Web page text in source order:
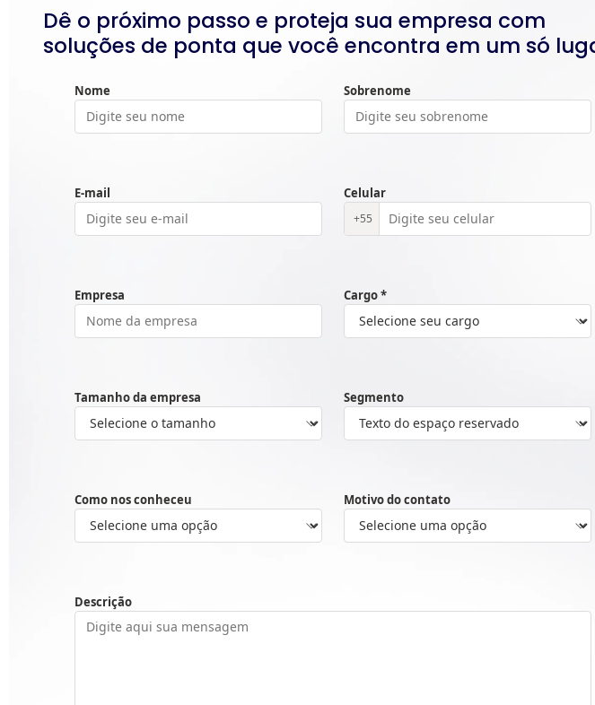
Dê o próximo passo e proteja sua empresa com
soluções de ponta que você encontra em um só
Nome Sobrenome
E-mail Celular
+55
Empresa Cargo *
Tamanho da empresa Segmento
Como nos conheceu Motivo do contato
Descrição